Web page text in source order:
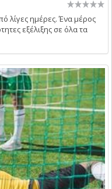
λίγες ημέρες. Ένα μέρος
εξέλιξης σε όλα τα